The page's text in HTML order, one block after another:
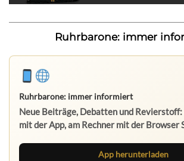
Ruhrbarone: immer
Ruhrbarone: immer informiert
Neue Beiträge, Debatten und Revierstoff:
mit der App, am Rechner mit der Browser
App herunterladen